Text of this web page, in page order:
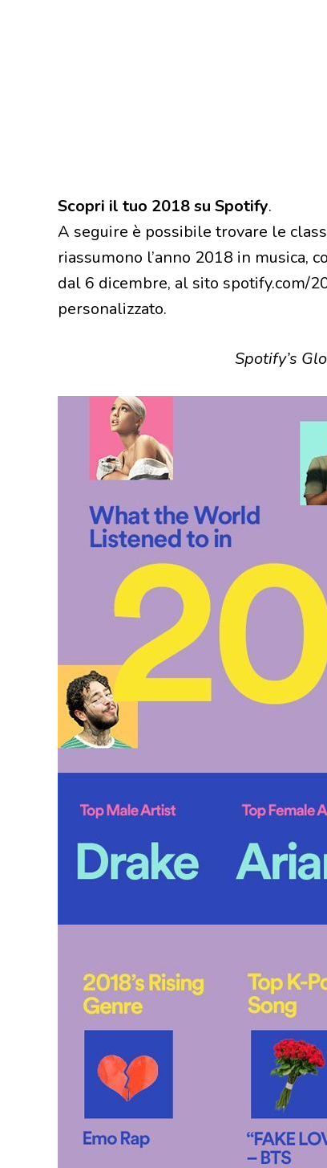
Scopri il tuo 2018 su Spotify.
A seguire è possibile trovare le
riassumono l’anno 2018 in musica,
dal 6 dicembre, al sito spotify.com/
personalizzato.
Spotify’s